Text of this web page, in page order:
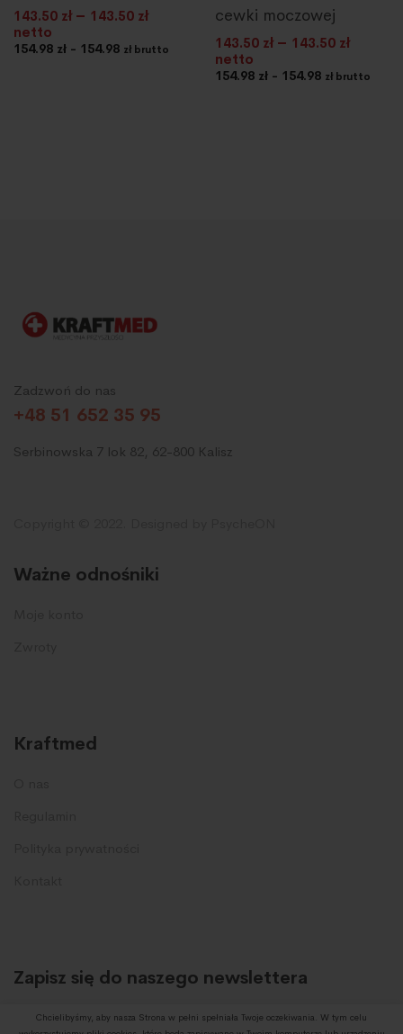
143.50 zł – 143.50 zł
netto
154.98 zł - 154.98 zł brutto
cewki moczowej
143.50 zł – 143.50 zł
netto
154.98 zł - 154.98 zł brutto
Zadzwoń do nas
+48 51 652 35 95
Serbinowska 7 lok 82, 62-800 Kalisz
Ważne odnośniki
Kraftmed
Zapisz się do naszego newslettera
I otrzymuj informację o promocjach oraz nowych produktach.
Chcielibyśmy, aby nasza Strona w pełni spełniała Twoje oczekiwania. W tym celu